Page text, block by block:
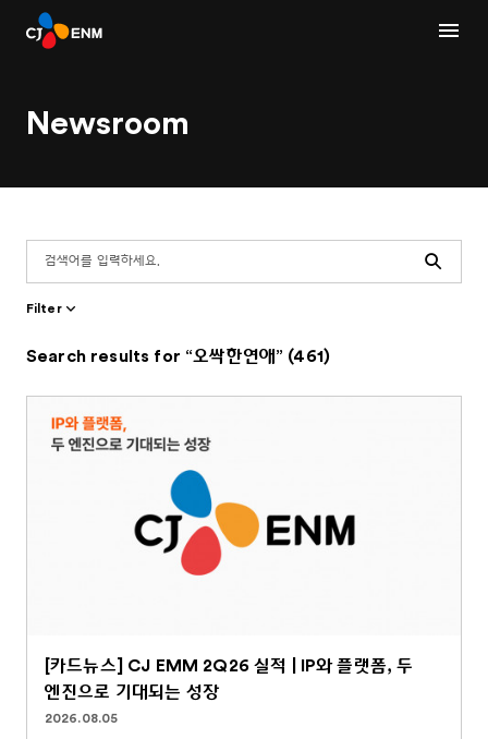
Newsroom
Search
Filter
Search results for “오싹한연애” (461)
[카드뉴스] CJ EMM 2Q26 실적 | IP와 플랫폼, 두
엔진으로 기대되는 성장
2026.08.05